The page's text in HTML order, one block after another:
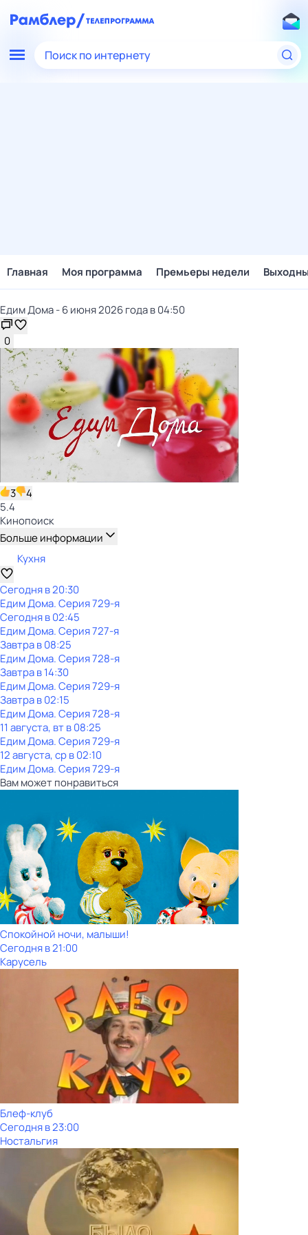
Поиск по интернету
Главная Моя программа Премьеры недели
Едим Дома - 6 июня 2026 года в 04:50
0
3
4
5.4
Кинопоиск
Больше информации
Кухня
Сегодня в 20:30
Едим Дома. Серия 729-я
Сегодня в 02:45
Едим Дома. Серия 727-я
Завтра в 08:25
Едим Дома. Серия 728-я
Завтра в 14:30
Едим Дома. Серия 729-я
Завтра в 02:15
Едим Дома. Серия 728-я
11 августа, вт в 08:25
Едим Дома. Серия 729-я
12 августа, ср в 02:10
Едим Дома. Серия 729-я
Вам может понравиться
Спокойной ночи, малыши!
Сегодня в 21:00
Карусель
Блеф-клуб
Сегодня в 23:00
Ностальгия